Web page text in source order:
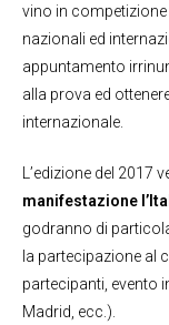
vino in
nazionali ed
appuntamento
alla prova ed
internazionale.
L’edizione del 2017
manifestazione
godranno di
la partecipazione al
partecipanti, evento
Madrid, ecc.).